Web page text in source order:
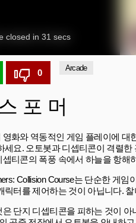
0 Arcade
포 머
영화와 역동적인 게임 플레이에 대
세요. 오토봇과 디셉티콘이 격렬
셉티콘의 폭풍 속에서 하늘을 항해
Collision Course는 단순한 게
릭터를 제어하는 것이 아닙니다.
은 단지 디셉티콘을 피하는 것이